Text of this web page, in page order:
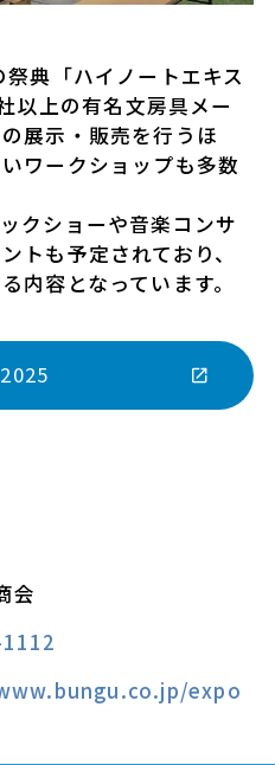
典「ハイノートエキス
以上の有名文房具メー
展示・販売を行うほ
ワークショップも多数
クショーや音楽コンサ
トも予定されており、
内容となっています。
会
expo